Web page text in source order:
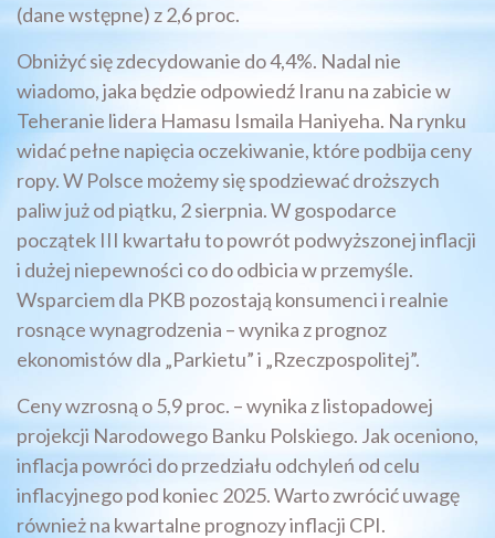
(dane wstępne) z 2,6 proc.
Obniżyć się zdecydowanie do 4,4%. Nadal nie
wiadomo, jaka będzie odpowiedź Iranu na zabicie w
Teheranie lidera Hamasu Ismaila Haniyeha. Na rynku
widać pełne napięcia oczekiwanie, które podbija ceny
ropy. W Polsce możemy się spodziewać droższych
paliw już od piątku, 2 sierpnia. W gospodarce
początek III kwartału to powrót podwyższonej inflacji
i dużej niepewności co do odbicia w przemyśle.
Wsparciem dla PKB pozostają konsumenci i realnie
rosnące wynagrodzenia – wynika z prognoz
ekonomistów dla „Parkietu” i „Rzeczpospolitej”.
Ceny wzrosną o 5,9 proc. – wynika z listopadowej
projekcji Narodowego Banku Polskiego. Jak oceniono,
inflacja powróci do przedziału odchyleń od celu
inflacyjnego pod koniec 2025. Warto zwrócić uwagę
również na kwartalne prognozy inflacji CPI.